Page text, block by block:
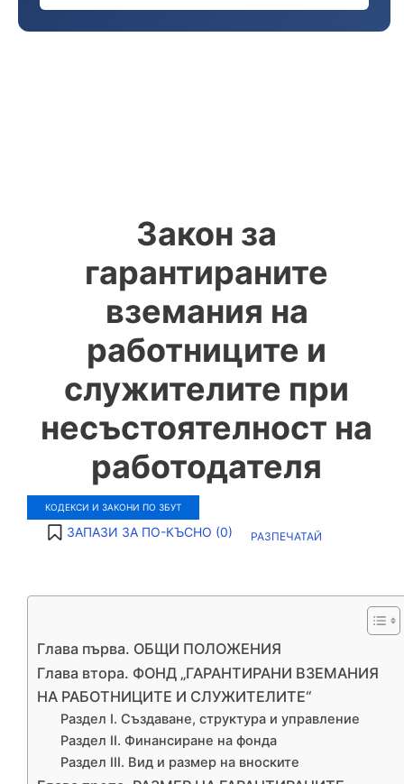
Закон за
гарантираните
вземания на
работниците и
служителите при
несъстоятелност на
работодателя
КОДЕКСИ И ЗАКОНИ ПО ЗБУТ
ЗАПАЗИ ЗА ПО-КЪСНО (0) РАЗПЕЧАТАЙ
Глава първа. ОБЩИ ПОЛОЖЕНИЯ
Глава втора. ФОНД „ГАРАНТИРАНИ ВЗЕМАНИЯ
НА РАБОТНИЦИТЕ И СЛУЖИТЕЛИТЕ“
Раздел I. Създаване, структура и управление
Раздел II. Финансиране на фонда
Раздел III. Вид и размер на вноските